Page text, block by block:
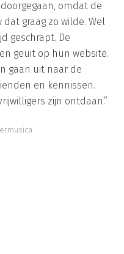
omdat de
graag zo wilde. Wel
geschrapt. De
geuit op hun website.
gaan uit naar de
en kennissen.
zijn ontdaan.”